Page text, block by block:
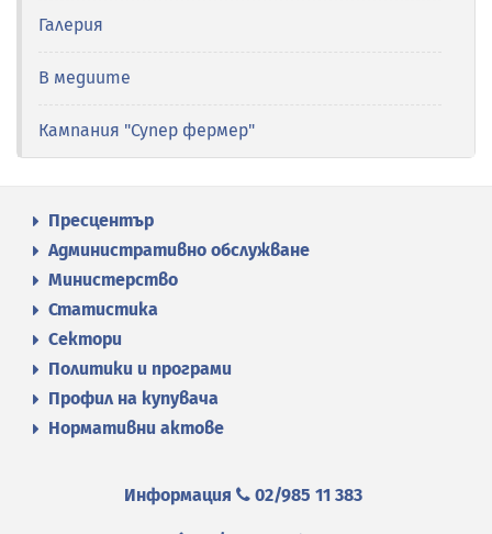
Галерия
В медиите
Кампания "Супер фермер"
Пресцентър
Административно обслужване
Министерство
Статистика
Сектори
Политики и програми
Профил на купувача
Нормативни актове
Информация 02/985 11 383